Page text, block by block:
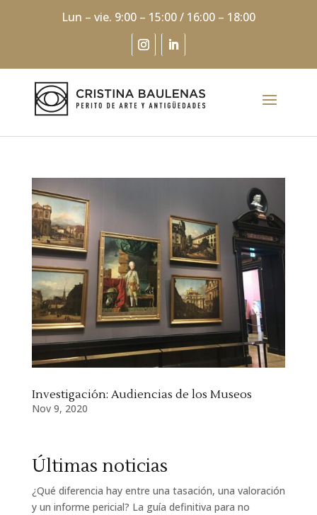
Lun – vie. 9:00 – 15:00 / 16:00 – 18:00
Investigación: Audiencias de los Museos
Nov 9, 2020
Últimas noticias
¿Qué diferencia hay entre una tasación, una valoración
y un informe pericial? La guía definitiva para no